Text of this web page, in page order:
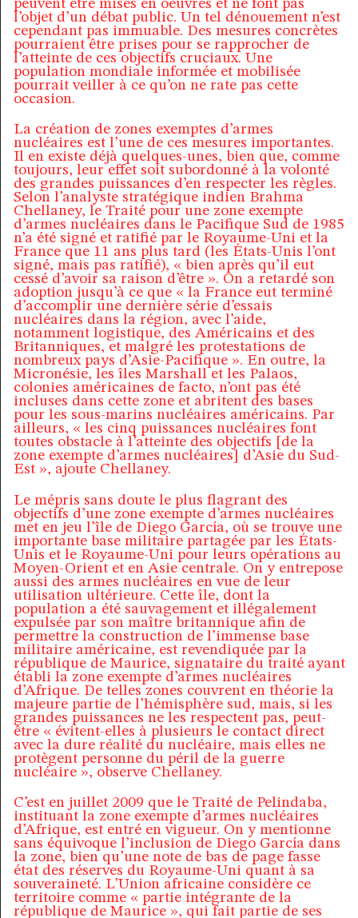
peuvent être mises en oeuvres et ne font pas
l’objet d’un débat public. Un tel dénouement n’est
cependant pas immuable. Des mesures concrètes
pourraient être prises pour se rapprocher de
l’atteinte de ces objectifs cruciaux. Une
population mondiale informée et mobilisée
pourrait veiller à ce qu’on ne rate pas cette
occasion.
La création de zones exemptes d’armes
nucléaires est l’une de ces mesures importantes.
Il en existe déjà quelques-unes, bien que, comme
toujours, leur effet soit subordonné à la volonté
des grandes puissances d’en respecter les règles.
Selon l’analyste stratégique indien Brahma
Chellaney, le Traité pour une zone exempte
d’armes nucléaires dans le Pacifique Sud de 1985
n’a été signé et ratifié par le Royaume-Uni et la
France que 11 ans plus tard (les États-Unis l’ont
signé, mais pas ratifié), « bien après qu’il eut
cessé d’avoir sa raison d’être ». On a retardé son
adoption jusqu’à ce que « la France eut terminé
d’accomplir une dernière série d’essais
nucléaires dans la région, avec l’aide,
notamment logistique, des Américains et des
Britanniques, et malgré les protestations de
nombreux pays d’Asie-Pacifique ». En outre, la
Micronésie, les îles Marshall et les Palaos,
colonies américaines de facto, n’ont pas été
incluses dans cette zone et abritent des bases
pour les sous-marins nucléaires américains. Par
ailleurs, « les cinq puissances nucléaires font
toutes obstacle à l’atteinte des objectifs [de la
zone exempte d’armes nucléaires] d’Asie du Sud-
Est », ajoute Chellaney.
Le mépris sans doute le plus flagrant des
objectifs d’une zone exempte d’armes nucléaires
met en jeu l’île de Diego García, où se trouve une
importante base militaire partagée par les États-
Unis et le Royaume-Uni pour leurs opérations au
Moyen-Orient et en Asie centrale. On y entrepose
aussi des armes nucléaires en vue de leur
utilisation ultérieure. Cette île, dont la
population a été sauvagement et illégalement
expulsée par son maître britannique afin de
permettre la construction de l’immense base
militaire américaine, est revendiquée par la
république de Maurice, signataire du traité ayant
établi la zone exempte d’armes nucléaires
d’Afrique. De telles zones couvrent en théorie la
majeure partie de l’hémisphère sud, mais, si les
grandes puissances ne les respectent pas, peut-
être « évitent-elles à plusieurs le contact direct
avec la dure réalité du nucléaire, mais elles ne
protègent personne du péril de la guerre
nucléaire », observe Chellaney.
C’est en juillet 2009 que le Traité de Pelindaba,
instituant la zone exempte d’armes nucléaires
d’Afrique, est entré en vigueur. On y mentionne
sans équivoque l’inclusion de Diego García dans
la zone, bien qu’une note de bas de page fasse
état des réserves du Royaume-Uni quant à sa
souveraineté. L’Union africaine considère ce
territoire comme « partie intégrante de la
république de Maurice », qui fait partie de ses